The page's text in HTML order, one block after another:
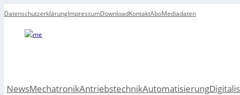
DatenschutzerklärungImpressumDownloadKontaktAboMediadaten
NewsMechatronikAntriebstechnikAutomatisierung